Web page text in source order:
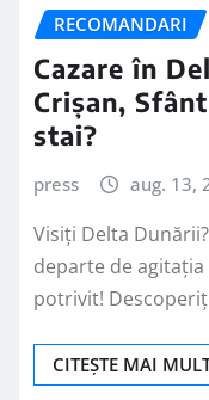
RECOMANDARI
Cazare în
Crișan,
stai?
press aug. 13,
Visiți Delta
departe de
potrivit!
CITEȘTE MAI